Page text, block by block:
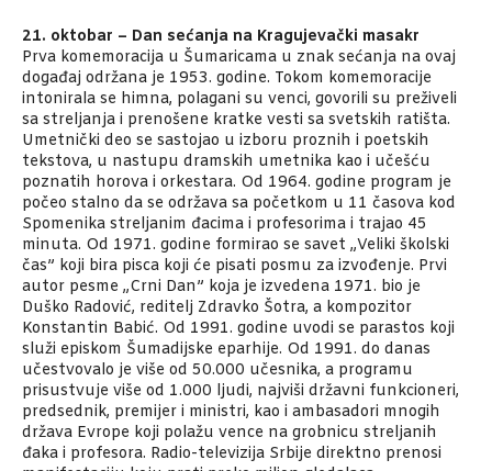
21. oktobar – Dan sećanja na Kragujevački masakr
Prva komemoracija u Šumaricama u znak sećanja na ovaj
događaj održana je 1953. godine. Tokom komemoracije
intonirala se himna, polagani su venci, govorili su preživeli
sa streljanja i prenošene kratke vesti sa svetskih ratišta.
Umetnički deo se sastojao u izboru proznih i poetskih
tekstova, u nastupu dramskih umetnika kao i učešću
poznatih horova i orkestara. Od 1964. godine program je
počeo stalno da se održava sa početkom u 11 časova kod
Spomenika streljanim đacima i profesorima i trajao 45
minuta. Od 1971. godine formirao se savet „Veliki školski
čas” koji bira pisca koji će pisati posmu za izvođenje. Prvi
autor pesme „Crni Dan” koja je izvedena 1971. bio je
Duško Radović, reditelj Zdravko Šotra, a kompozitor
Konstantin Babić. Od 1991. godine uvodi se parastos koji
služi episkom Šumadijske eparhije. Od 1991. do danas
učestvovalo je više od 50.000 učesnika, a programu
prisustvuje više od 1.000 ljudi, najviši državni funkcioneri,
predsednik, premijer i ministri, kao i ambasadori mnogih
država Evrope koji polažu vence na grobnicu streljanih
đaka i profesora. Radio-televizija Srbije direktno prenosi